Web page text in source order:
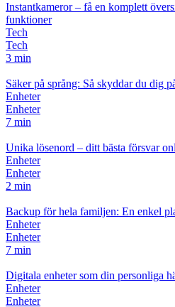
Instantkameror – få en komplett
funktioner
Tech
Tech
3 min
Säker på språng: Så skyddar du dig
Enheter
Enheter
7 min
Unika lösenord – ditt bästa försvar
Enheter
Enheter
2 min
Backup för hela familjen: En enkel
Enheter
Enheter
7 min
Digitala enheter som din personliga
Enheter
Enheter